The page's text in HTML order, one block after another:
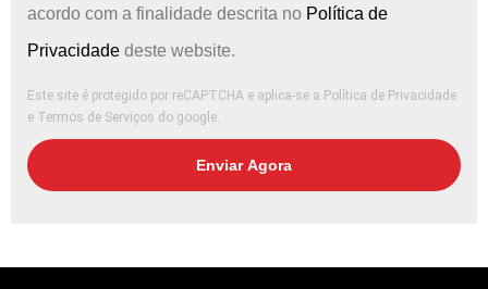
acordo com a finalidade descrita no Política de
Privacidade deste website.
Este site é protegido por reCAPTCHA e aplica-se a Política de Privacidade
e Termos de Serviços do google.
Enviar Agora